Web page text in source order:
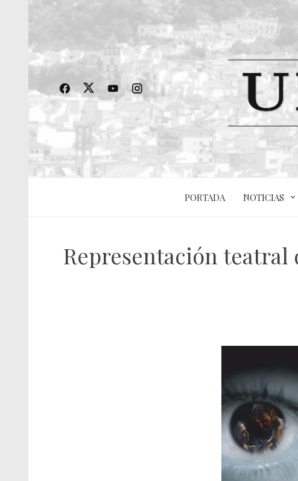
PORTADA NOTICIAS
Representación teatral